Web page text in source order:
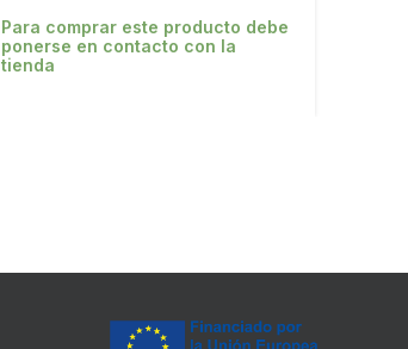
Para comprar este producto debe
ponerse en contacto con la
tienda